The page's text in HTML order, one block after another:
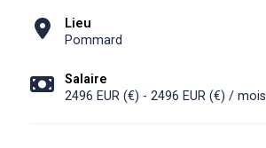
Lieu
Pommard
Salaire
2496 EUR (€) - 2496 EUR (€) / mois